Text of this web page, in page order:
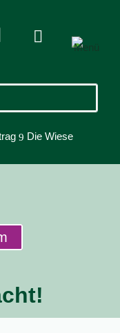

9 Die Wiese